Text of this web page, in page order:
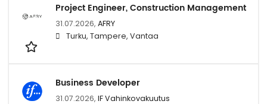
Project Engineer, Construction Management
31.07.2026, AFRY
Turku, Tampere, Vantaa
Business Developer
31.07.2026, IF Vahinkovakuutus